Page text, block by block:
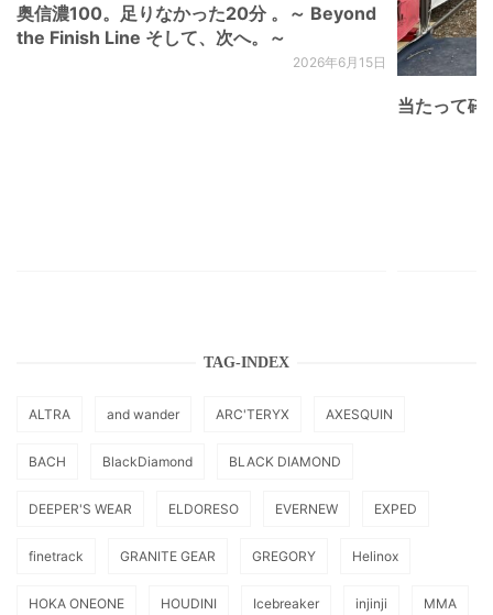
奥信濃100。足りなかった20分 。～ Beyond
the Finish Line そして、次へ。～
2026年6月15日
当たって砕
TAG-INDEX
ALTRA and wander ARC'TERYX AXESQUIN
BACH BlackDiamond BLACK DIAMOND
DEEPER'S WEAR ELDORESO EVERNEW EXPED
finetrack GRANITE GEAR GREGORY Helinox
HOKA ONEONE HOUDINI Icebreaker injinji MMA